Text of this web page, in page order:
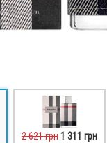
2 621 грн1 311 грн